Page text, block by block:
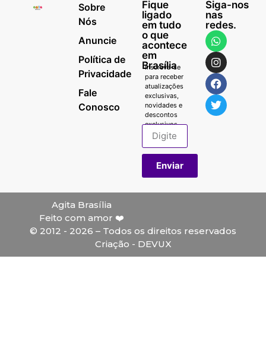
Sobre
Nós
Anuncie
Política de
Privacidade
Fale
Conosco
Fique
ligado
em tudo
o que
acontece
em
Brasília
Inscreva-se
para receber
atualizações
exclusivas,
novidades e
descontos
exclusivos.
Enviar
Siga-nos
nas
redes.
Agita Brasília
Feito com amor ❤️
© 2012 - 2026 – Todos os direitos reservados
Criação - DEVUX